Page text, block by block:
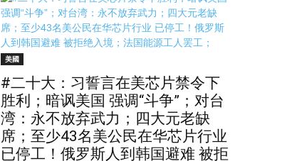
美國
#二十大：习誓言在美芯片禁令下
胜利；暗讽美国 强调“斗争”；对台
湾：永不放弃武力；四大元老缺
席；至少43名美公民在华芯片行业
已停工！俄罗斯人到韩国避难 被拒